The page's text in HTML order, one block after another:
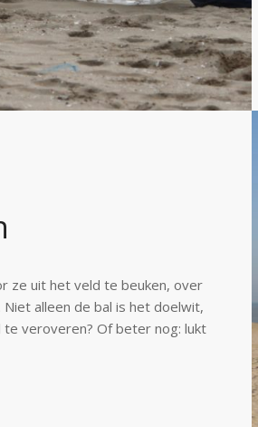
ze uit het veld te beuken, over
alleen de bal is het doelwit,
veroveren? Of beter nog: lukt